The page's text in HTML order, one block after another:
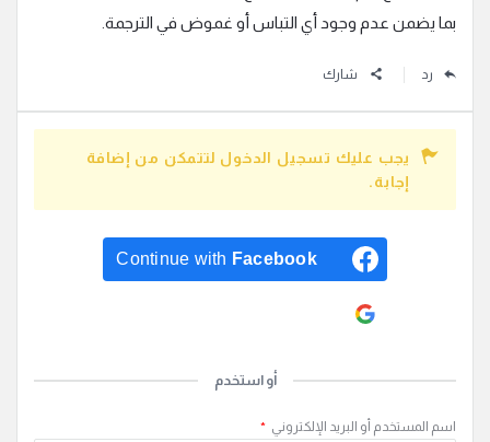
بما يضمن عدم وجود أي التباس أو غموض في الترجمة.
رد شارك
يجب عليك تسجيل الدخول لتتمكن من إضافة
إجابة.
Continue with Facebook
أو استخدم
اسم المستخدم أو البريد الإلكتروني *